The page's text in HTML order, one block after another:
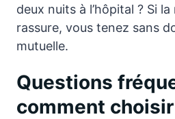
deux nuits à l’hôpital ? Si
rassure, vous tenez sans
mutuelle.
Questions
comment